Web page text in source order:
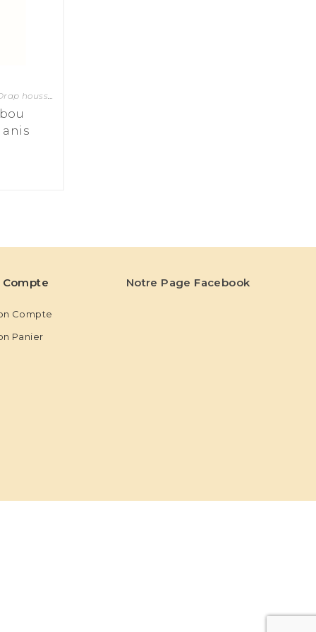
bébé et enfant
housse 90x190 et 90x200
anis
Compte
Compte
Panier
Notre Page Facebook